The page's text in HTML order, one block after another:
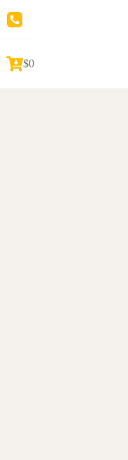
Shopping
$0